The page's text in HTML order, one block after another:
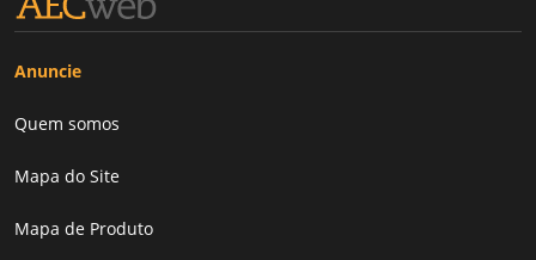
Anuncie
Quem somos
Mapa do Site
Mapa de Produto